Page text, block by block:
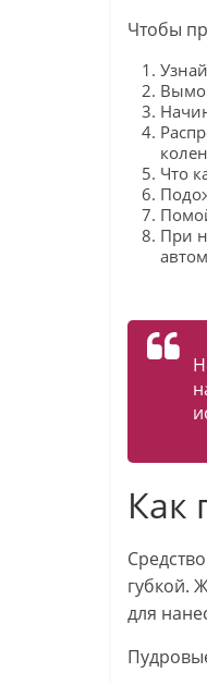
Чтобы
Что
При
Как
губкой.
для